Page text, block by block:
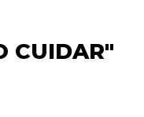
CUIDAR"